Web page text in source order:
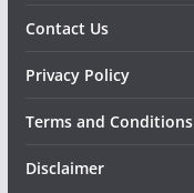
Contact Us
Privacy Policy
Terms and Conditions
Disclaimer